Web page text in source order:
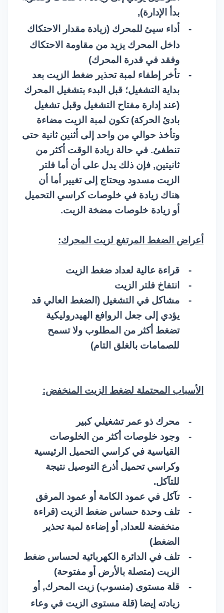
بدأ الإدارة),
-
أداء سيئ للمحرك (زيادة مقدار الاحتكاك
داخل المحرك يزيد من مقاومة الاحتكاك
وفقد في قدرة المحرك)
-
تأخر إطفاء لمبة تحذير ضغط الزيت بعد
بداية التشغيل؛ قبل البدء بتشغيل المحرك
(عند إدارة مفتاح التشغيل وقبل تشغيل
بادئ الحركة) تكون لمبة الزيت مضاءة
وتأخذ حوالي من واحد إلى أثنين ثانية حتى
تنطفئ. في حالة زيادة الوقت أكثر من
ثانيتين, فإن ذلك يدل على أن أما فلتر
الزيت مسدود ويحتاج إلى تغيير أما أن
هناك زيادة في خلوصات كراسي التحميل
أو زيادة خلوصات مضخة الزيت.
أعراض الضغط المرتفع لزيت المحرك:
-
قراءة عالية لعداد ضغط الزيت
-
انتفاخ فلتر الزيت
-
مشاكل في التشغيل (الضغط العالي قد
يؤدي إلى جعل الروافع الهيدروليكية
تضغط أكثر من المطلوب ولا تسمح
للصمامات بالغلق التام)
الأسباب المحتملة لضغط الزيت المنخفض:
-
محرك ذو عمر تشغيلي كبير
-
وجود خلوصات أكثر من الخلوصات
القياسية في كراسي التحميل الرئيسية
وكراسي تحميل أذرع التوصيل نتيجة
للتآكل.
-
تآكل في عمود الكامة أو عمود المرفق
-
تلف وحدة حساس ضغط الزيت (قراءة
منخفضة للعداد, أو إضاءة لمبة تحذير
الضغط)
-
تلف في الدائرة الكهربائية لحساس ضغط
الزيت (متصلة بالأرض أو مفتوحة)
-
قلة مستوى (منسوب) زيت المحرك, أو
زيادته إيضا (قلة مستوى الزيت في وعاء